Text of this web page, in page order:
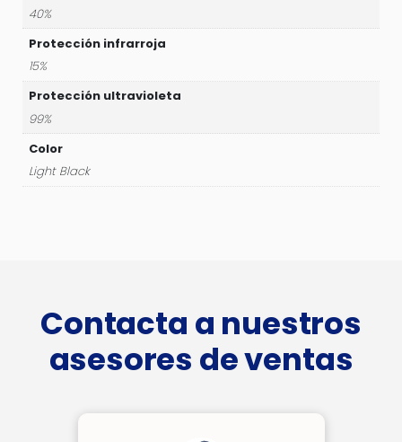
40%
Protección infrarroja
15%
Protección ultravioleta
99%
Color
Light Black
Contacta a nuestros
asesores de ventas